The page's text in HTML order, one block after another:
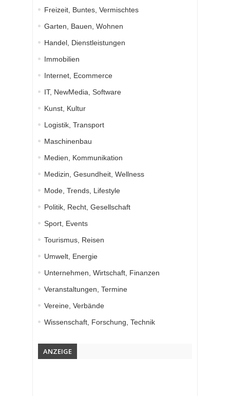
Freizeit, Buntes, Vermischtes
Garten, Bauen, Wohnen
Handel, Dienstleistungen
Immobilien
Internet, Ecommerce
IT, NewMedia, Software
Kunst, Kultur
Logistik, Transport
Maschinenbau
Medien, Kommunikation
Medizin, Gesundheit, Wellness
Mode, Trends, Lifestyle
Politik, Recht, Gesellschaft
Sport, Events
Tourismus, Reisen
Umwelt, Energie
Unternehmen, Wirtschaft, Finanzen
Veranstaltungen, Termine
Vereine, Verbände
Wissenschaft, Forschung, Technik
ANZEIGE